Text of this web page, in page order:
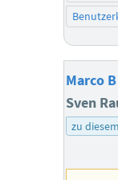
Marco B
Sven
zu